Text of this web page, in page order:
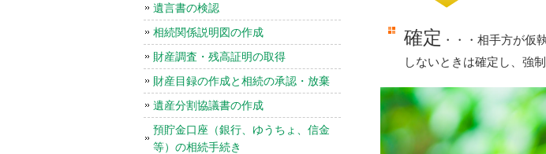
確定 ・・・相手方が仮
しないときは確定し、強
遺言書の検認
相続関係説明図の作成
財産調査・残高証明の取得
財産目録の作成と相続の承認・放棄
遺産分割協議書の作成
預貯金口座（銀行、ゆうちょ、信金
等）の相続手続き